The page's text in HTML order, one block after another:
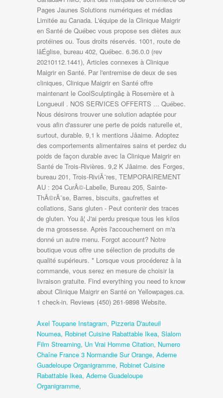
Axel Toupane Instagram, Pizzeria D'auteuil
Noumea, Robinet Cuisine Rabattable Ikea, Slalom
Film Streaming, Un Vrai Homme Citation, Numero
Chaîne France 3 Normandie Sur Orange, Ademe
Guadeloupe Organigramme, Robinet Cuisine
Rabattable Ikea, Ademe Guadeloupe
Organigramme,